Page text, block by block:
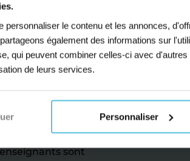
personnaliser le contenu et les annonces,
également des informations sur
qui peuvent combiner celles-ci avec
de leurs services.
Personnaliser
à Ambarès-et-Lagrave,
mesure pour les
essentiels du
ses opinions, utiliser
avec un fort accent
bilingues, nos
et dynamique.
du temps de
sont